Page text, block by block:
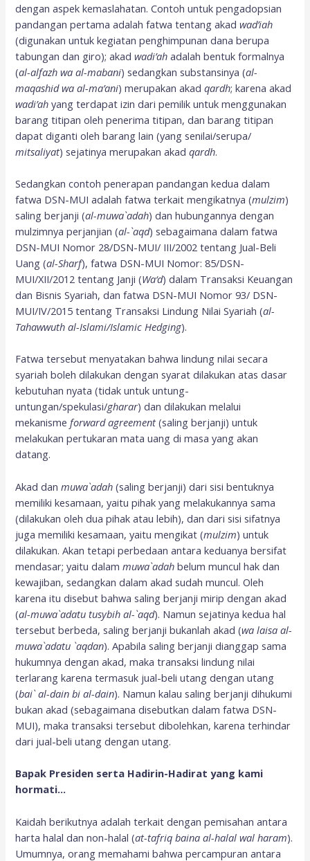
dengan aspek kemaslahatan. Contoh untuk pengadopsian
pandangan pertama adalah fatwa tentang akadwad’iah
(digunakan untuk kegiatan penghimpunan dana berupa
tabungan dan giro); akadwadi’ah adalah bentuk formalnya
(al-alfazh wa al-mabani) sedangkan substansinya (al-
maqashid wa al-ma’ani) merupakan akadqardh; karena akad
wadi’ah yang terdapat izin dari pemilik untuk menggunakan
barang titipan oleh penerima titipan, dan barang titipan
dapat diganti oleh barang lain (yang senilai/serupa/
mitsaliyat) sejatinya merupakan akad qardh.
Sedangkan contoh penerapan pandangan kedua dalam
fatwa DSN-MUI adalah fatwa terkait mengikatnya (mulzim)
saling berjanji (al-muwa`adah) dan hubungannya dengan
mulzimnya perjanjian (al-`aqd) sebagaimana dalam fatwa
DSN-MUI Nomor 28/DSN-MUI/ III/2002 tentang Jual-Beli
Uang (al-Sharf), fatwa DSN-MUI Nomor: 85/DSN-
MUI/XII/2012 tentang Janji (Wa‘d) dalam Transaksi Keuangan
dan Bisnis Syariah, dan fatwa DSN-MUI Nomor 93/ DSN-
MUI/IV/2015 tentang Transaksi Lindung Nilai Syariah (al-
Tahawwuth al-Islami/Islamic Hedging).
Fatwa tersebut menyatakan bahwa lindung nilai secara
syariah boleh dilakukan dengan syarat dilakukan atas dasar
kebutuhan nyata (tidak untuk untung-
untungan/spekulasi/gharar) dan dilakukan melalui
mekanismeforward agreement(saling berjanji) untuk
melakukan pertukaran mata uang di masa yang akan
datang.
Akad danmuwa`adah (saling berjanji) dari sisi bentuknya
memiliki kesamaan, yaitu pihak yang melakukannya sama
(dilakukan oleh dua pihak atau lebih), dan dari sisi sifatnya
juga memiliki kesamaan, yaitu mengikat (mulzim) untuk
dilakukan. Akan tetapi perbedaan antara keduanya bersifat
mendasar; yaitu dalammuwa`adah belum muncul hak dan
kewajiban, sedangkan dalam akad sudah muncul. Oleh
karena itu disebut bahwa saling berjanji mirip dengan akad
(al-muwa`adatu tusybih al-`aqd). Namun sejatinya kedua hal
tersebut berbeda, saling berjanji bukanlah akad (wa laisa al-
muwa`adatu `aqdan). Apabila saling berjanji dianggap sama
hukumnya dengan akad, maka transaksi lindung nilai
terlarang karena termasuk jual-beli utang dengan utang
(bai` al-dain bi al-dain). Namun kalau saling berjanji dihukumi
bukan akad (sebagaimana disebutkan dalam fatwa DSN-
MUI), maka transaksi tersebut dibolehkan, karena terhindar
dari jual-beli utang dengan utang.
Bapak Presiden serta Hadirin-Hadirat yang kami
hormati…
Kaidah berikutnya adalah terkait dengan pemisahan antara
harta halal dan non-halal (at-tafriq baina al-halal wal haram).
Umumnya, orang memahami bahwa percampuran antara